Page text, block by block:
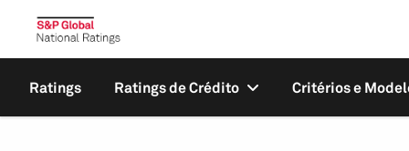
Ratings Ratings de Crédito Critérios e